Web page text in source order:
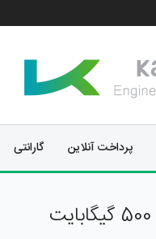
پرداخت آنلاین گارانتی